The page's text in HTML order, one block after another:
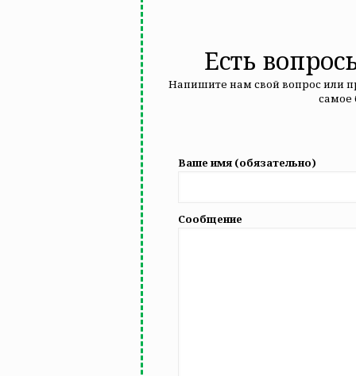
Есть
Напишите нам свой вопрос или
Ваше имя (обязательно)
Сообщение